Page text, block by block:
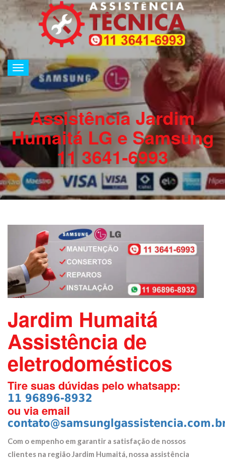
Alternar
de
navegação
Assistência Jardim
Humaitá LG e Samsung
11 3641-6993
Jardim Humaitá
Assistência de
eletrodomésticos
Tire suas dúvidas pelo whatsapp:
11 96896-8932
ou via email
Com o empenho em garantir a satisfação de nossos
clientes na regiãoJardim Humaitá, nossa assistência